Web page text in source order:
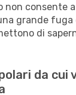
non consente
grande
di
da cui